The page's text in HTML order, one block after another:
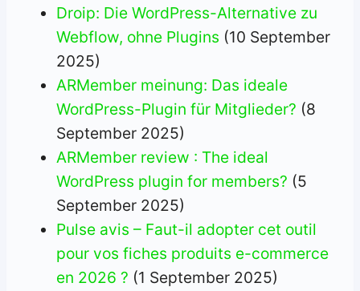
Droip: Die WordPress-Alternative zu
Webflow, ohne Plugins (10 September
2025)
ARMember meinung: Das ideale
WordPress-Plugin für Mitglieder? (8
September 2025)
ARMember review : The ideal
WordPress plugin for members? (5
September 2025)
Pulse avis – Faut-il adopter cet outil
pour vos fiches produits e-commerce
en 2026 ? (1 September 2025)